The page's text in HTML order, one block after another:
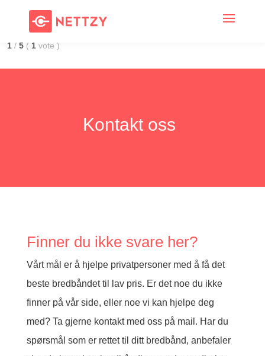
1 / 5 ( 1 vote )
Kontakt oss
Finner du ikke svare her?
Vårt mål er å hjelpe privatpersoner med å få det
beste bredbåndet til lav pris. Er det noe du ikke
finner på vår side, eller noe vi kan hjelpe deg
med? Ta gjerne kontakt med oss på mail. Har du
spørsmål som er rettet til ditt bredbånd, anbefaler